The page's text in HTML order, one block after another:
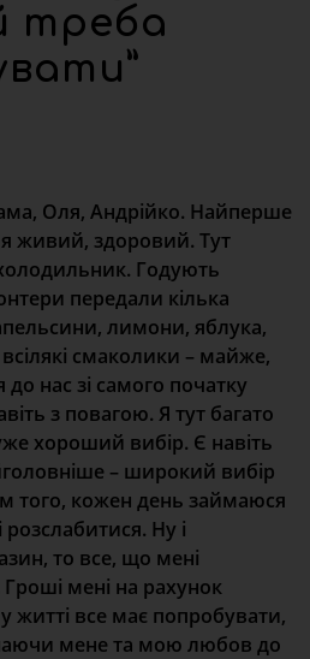
треба
Оля, Андрійко. Найперше
я живий, здоровий. Тут
Годують
передали кілька
лимони, яблука,
смаколики – майже,
нас зі самого початку
з повагою. Я тут багато
хороший вибір. Є навіть
– широкий вибір
того, кожен день займаюся
Ну і
то все, що мені
мені на рахунок
все має попробувати,
мене та мою любов до